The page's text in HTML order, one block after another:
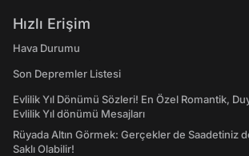
Hızlı Erişim
Hava Durumu
Son Depremler Listesi
Evlilik Yıl Dönümü Sözleri! En Özel Romantik,
Evlilik Yıl dönümü Mesajları
Rüyada Altın Görmek: Gerçekler de Saadetiniz
Saklı Olabilir!